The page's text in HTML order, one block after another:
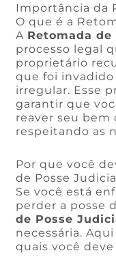
Importância da
O que é a
A Retomada
processo legal
proprietário
que foi
irregular. Esse
garantir que
reaver seu bem
respeitando as
Por que você
de Posse
Se você está
perder a posse
de Posse
necessária.
quais você